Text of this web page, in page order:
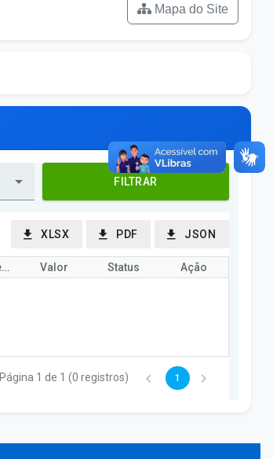
Mapa do Site
FILTRAR
XLSX PDF JSON
Data Abertura/Julg Valor Status Ação
Página 1 de 1 (0 registros) 1